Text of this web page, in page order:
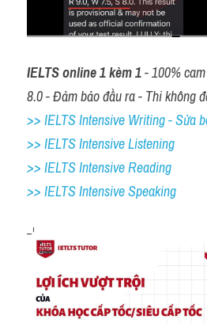
IELTS online 1 kèm 1 - 100%
8.0 - Đảm bảo đầu ra - Thi không
>> IELTS Intensive Writing - Sửa
>> IELTS Intensive Listening
>> IELTS Intensive Reading
>> IELTS Intensive Speaking